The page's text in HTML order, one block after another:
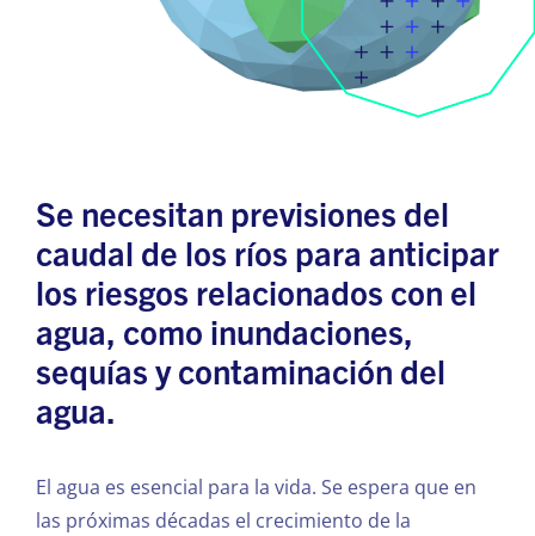
Se necesitan previsiones del
caudal de los ríos para anticipar
los riesgos relacionados con el
agua, como inundaciones,
sequías y contaminación del
agua.
El agua es esencial para la vida. Se espera que en
las próximas décadas el crecimiento de la